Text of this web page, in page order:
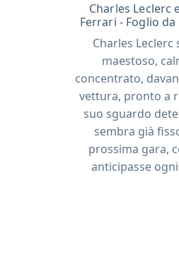
Charles Leclerc
Ferrari - Foglio
Charles Leclerc
maestoso,
concentrato,
vettura, pronto a
suo sguardo
sembra già
prossima gara,
anticipasse